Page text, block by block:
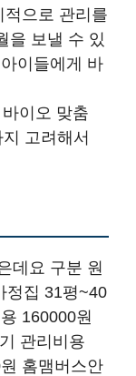
으로 관리를
을 보낼 수 있
이들에게 바
이오 맞춤
고려해서
데요 구분 원
정집 31평~40
160000원
관리비용
홈맴버스안